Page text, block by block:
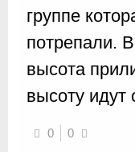
группе
потрепали.
высота
высоту идут
0 0